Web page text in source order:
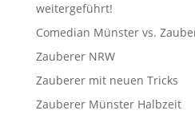
weitergeführt!
Comedian Münster vs.
Zauberer NRW
Zauberer mit neuen Tricks
Zauberer Münster Halbzeit